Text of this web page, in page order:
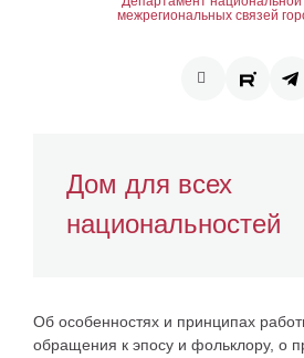
межрегиональных связей
Дом для всех
национальностей
Об особенностях и принципах
обращения к эпосу и фольклору, о